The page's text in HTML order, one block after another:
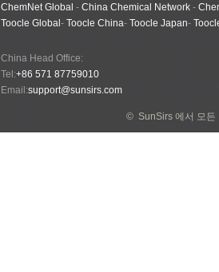
ChemNet Global - China Chemical Network -
Toocle Global - Toocle China- Toocle Japan-
China Head Office:
Tel:+86 571 87759010
Email:support@sunsirs.com
© SunSirs 에서 모